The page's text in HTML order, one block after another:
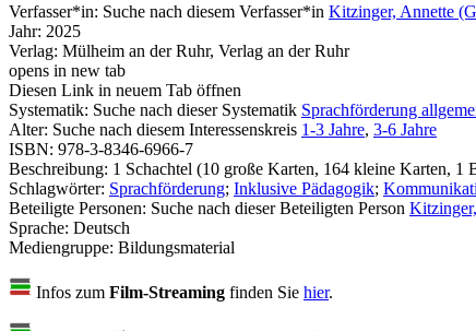
Verfasser*in: Suche nach diesem Verfasser*in Kitzinger, Annette
Jahr: 2025
Verlag: Mülheim an der Ruhr, Verlag an der Ruhr
opens in new tab
Diesen Link in neuem Tab öffnen
Systematik: Suche nach dieser Systematik Sprachförderung
Alter: Suche nach diesem Interessenskreis 1-3 Jahre, 3-6 Jahre
ISBN: 978-3-8346-6966-7
Beschreibung: 1 Schachtel (10 große Karten, 164 kleine Karten, 1
Schlagwörter: Sprachförderung; Inklusive Pädagogik;
Beteiligte Personen: Suche nach dieser Beteiligten Person
Sprache: Deutsch
Mediengruppe: Bildungsmaterial
Infos zum Film-Streaming finden Sie hier.